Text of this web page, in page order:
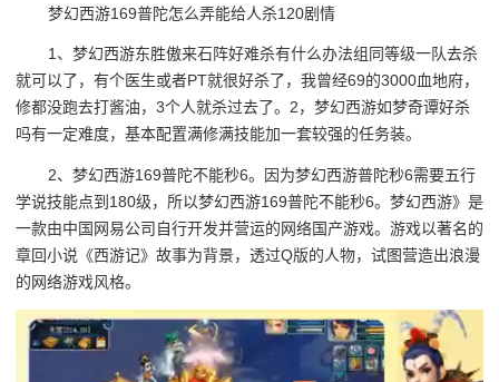
梦幻西游169普陀怎么弄能给人杀120剧情
1、梦幻西游东胜傲来石阵好难杀有什么办法组同等级一队去杀
就可以了，有个医生或者PT就很好杀了，我曾经69的3000血地府，
修都没跑去打酱油，3个人就杀过去了。2，梦幻西游如梦奇谭好杀
吗有一定难度，基本配置满修满技能加一套较强的任务装。
2、梦幻西游169普陀不能秒6。因为梦幻西游普陀秒6需要五行
学说技能点到180级，所以梦幻西游169普陀不能秒6。梦幻西游》是
一款由中国网易公司自行开发并营运的网络国产游戏。游戏以著名的
章回小说《西游记》故事为背景，透过Q版的人物，试图营造出浪漫
的网络游戏风格。